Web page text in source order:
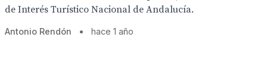
de Interés Turístico Nacional de Andalucía.
Antonio Rendón • hace 1 año